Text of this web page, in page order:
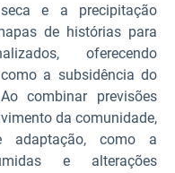
e a precipitação
de histórias para
oferecendo
a subsidência do
combinar previsões
da comunidade,
adaptação, como a
e alterações